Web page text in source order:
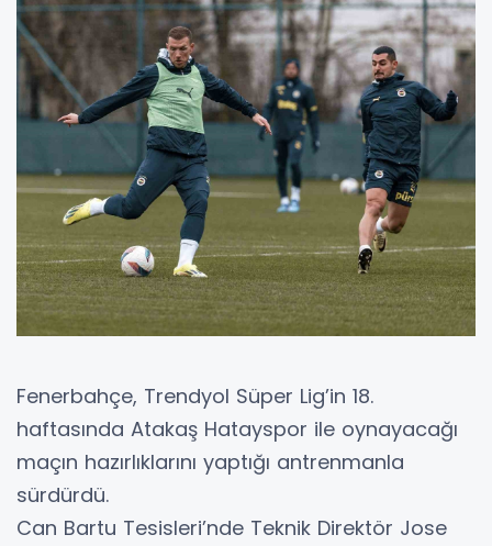
Fenerbahçe, Trendyol Süper Lig’in 18.
haftasında Atakaş Hatayspor ile oynayacağı
maçın hazırlıklarını yaptığı antrenmanla
sürdürdü.
Can Bartu Tesisleri’nde Teknik Direktör Jose